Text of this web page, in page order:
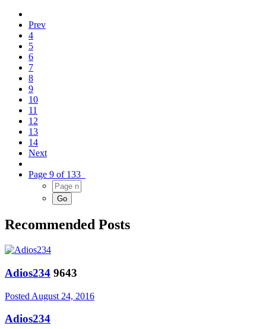
Prev
4
5
6
7
8
9
10
11
12
13
14
Next
Page 9 of 133
Recommended Posts
Adios234 9643
Posted August 24, 2016
Adios234